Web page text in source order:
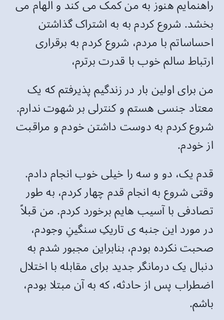
راهنمایم هنوز به من کمک می کند و الهام می
بخشد. شروع کردم به به اشتراک گذاشتن
احساساتم با مردم، شروع کردم به برقراری
ارتباط سالم خوب با قدرت برترم،
من برای اولین بار در زندگیم پذیرفتم که یک
معتاد جنسی هستم و کنترلی بر شهوت ندارم.
شروع کردم به دوست داشتن خودم و مراقبت
از خودم.
قدم یک، دو و سه را خیلی خوب انجام دادم.
وقتی شروع به انجام قدم چهار کردم، به طور
تصادفی با آسیب هایم برخورد کردم. من قبلاً
در مورد این جنبه ی تاریکِ سنگینِ وجودم،
صحبت نکرده بودم، بنابراین مجبور شدم به
دنبال یک درمانگر جدید برای مقابله با اختلال
اضطراب پس از حادثه، که به آن مبتلا بودم،
باشم.